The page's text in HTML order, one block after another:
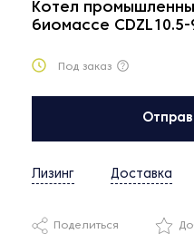
Котел
биомассе CDZL10.5-
Под заказ
Лизинг Доставка
Поделиться